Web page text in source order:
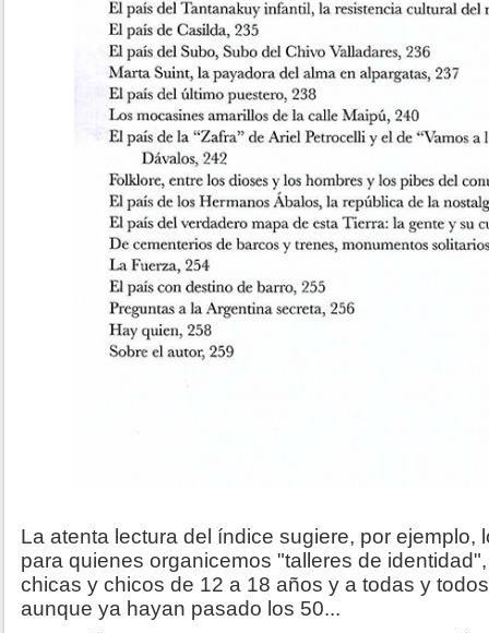
La atenta lectura del índice sugiere, por ejemplo,
para quienes organicemos "talleres de
chicas y chicos de 12 a 18 años y a todas y
aunque ya hayan pasado los 50...